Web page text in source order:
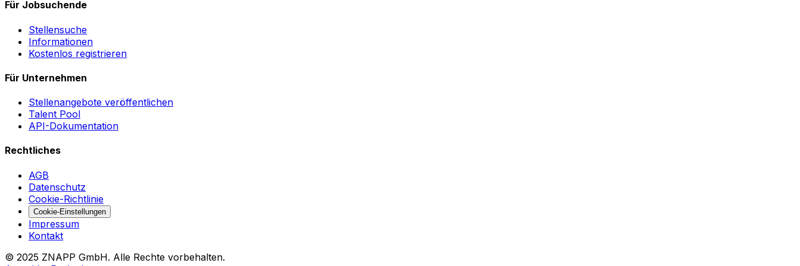
Für Jobsuchende
Stellensuche
Informationen
Kostenlos registrieren
Für Unternehmen
Stellenangebote veröffentlichen
Talent Pool
API-Dokumentation
Rechtliches
AGB
Datenschutz
Cookie-Richtlinie
Cookie-Einstellungen
Impressum
Kontakt
© 2025 ZNAPP GmbH. Alle Rechte vorbehalten.